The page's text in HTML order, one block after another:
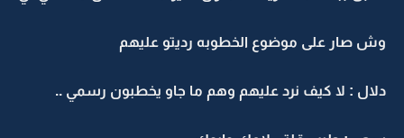
وش صار على موضوع الخطوبه رديتو عليهم
دلال : لا كيف نرد عليهم وهم ما جاو يخطبون رسمي ..